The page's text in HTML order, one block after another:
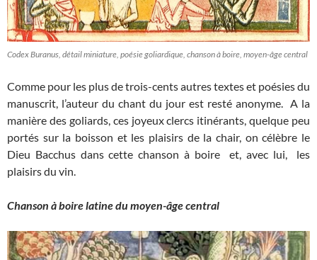
Codex Buranus, détail miniature, poésie goliardique, chanson à boire, moyen-âge central
Comme pour les plus de trois-cents autres textes et poésies du
manuscrit, l’auteur du chant du jour est resté anonyme. A la
manière des goliards, ces joyeux clercs itinérants, quelque peu
portés sur la boisson et les plaisirs de la chair, on célèbre le
Dieu Bacchus dans cette chanson à boire et, avec lui, les
plaisirs du vin.
Chanson à boire latine du moyen-âge central